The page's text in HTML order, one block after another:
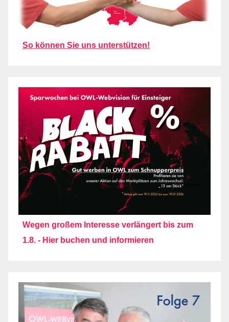
So können Sie uns unterstützen!
Wegen großem Interesse verlängert bis zum
1.8. - Hier buchen und informieren